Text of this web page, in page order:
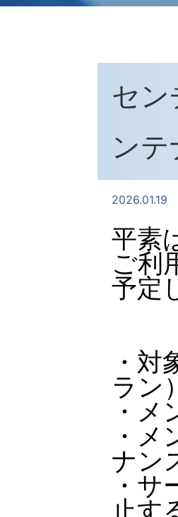
セ
ン
2026.01.19
平素
ご利
予定
・
ラン）
・
・
ナン
・
止す